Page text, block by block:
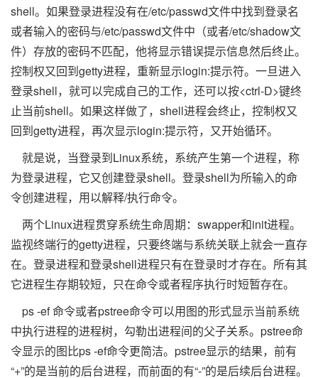
shell。如果登录进程没有在/etc/passwd文件中找到登录名
或者输入的密码与/etc/passwd文件中（或者/etc/shadow文
件）存放的密码不匹配，他将显示错误提示信息然后终止。
控制权又回到getty进程，重新显示login:提示符。一旦进入
登录shell，就可以完成自己的工作，还可以按<ctrl-D>键终
止当前shell。如果这样做了，shell进程会终止，控制权又
回到getty进程，再次显示login:提示符，又开始循环。
就是说，当登录到Linux系统，系统产生第一个进程，称
为登录进程，它又创建登录shell。登录shell为所输入的命
令创建进程，用以解释/执行命令。
两个Linux进程贯穿系统生命周期：swapper和init进程。
监视终端行的getty进程，只要终端与系统关联上就会一直存
在。登录进程和登录shell进程只有在登录时才存在。所有其
它进程生存期较短，只在命令或者程序执行时短暂存在。
ps -ef 命令或者pstree命令可以用图的形式显示当前系统
中执行进程的进程树，勾勒出进程间的父子关系。pstree命
令显示的图比ps -ef命令更简洁。pstree显示的结果，前有
“+”的是当前的后台进程，而前面的有“-”的是后续后台进程。